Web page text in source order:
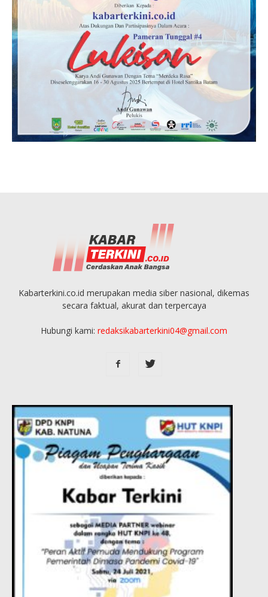
Kabarterkini.co.id merupakan media siber nasional, dikemas
secara faktual, akurat dan terpercaya
Hubungi kami: redaksikabarterkini04@gmail.com